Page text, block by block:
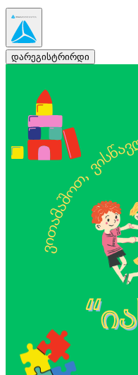
დარეგისტრირდი